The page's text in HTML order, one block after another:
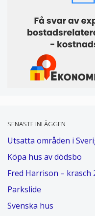
SENASTE INLÄGGEN
Utsatta områden i
Köpa hus av dödsbo
Fred Harrison – krasch
Parkslide
Svenska hus